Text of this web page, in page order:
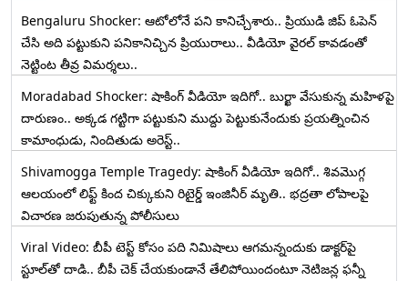
Bengaluru Shocker: ఆటోలోనే పని కానిచ్చేశారు.. ప్రియుడి జిప్ ఓపెన్
చేసి అది పట్టుకుని పనికానిచ్చిన ప్రియురాలు.. వీడియో వైరల్ కావడంతో
నెట్టింట తీవ్ర విమర్శలు..
Moradabad Shocker: షాకింగ్ వీడియో ఇదిగో.. బుర్ఖా వేసుకున్న మహిళపై
దారుణం.. అక్కడ గట్టిగా పట్టుకుని ముద్దు పెట్టుకునేందుకు ప్రయత్నించిన
కామాంధుడు, నిందితుడు అరెస్ట్..
Shivamogga Temple Tragedy: షాకింగ్ వీడియో ఇదిగో.. శివమొగ్గ
ఆలయంలో లిఫ్ట్ కింద చిక్కుకుని రిటైర్డ్ ఇంజినీర్ మృతి.. భద్రతా లోపాలపై
విచారణ జరుపుతున్న పోలీసులు
Viral Video: బీపీ టెస్ట్‌ కోసం పది నిమిషాలు ఆగమన్నందుకు డాక్టర్‌పై
స్టూల్‌తో దాడి.. బీపీ చెక్ చేయకుండానే తేలిపోయిందంటూ నెటిజన్ల ఫన్నీ